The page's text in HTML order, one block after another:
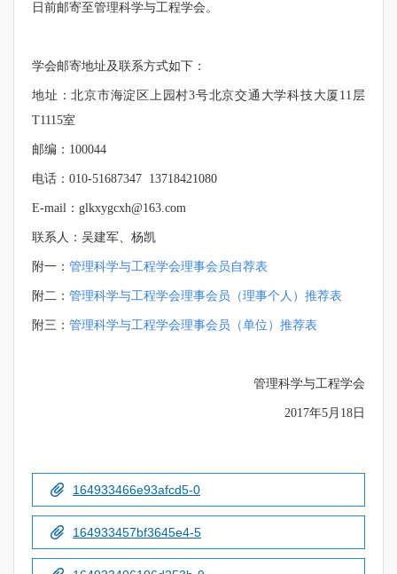
日前邮寄至管理科学与工程学会。
学会邮寄地址及联系方式如下：
地址：北京市海淀区上园村3号北京交通大学科技大厦11层
T1115室
邮编：100044
电话：010-51687347 13718421080
E-mail ： glkxygcxh@163.com
联系人：吴建军、杨凯
附一： 管理科学与工程学会理事会员自荐表
附二： 管理科学与工程学会理事会员（理事个人）推荐表
附三： 管理科学与工程学会理事会员（单位）推荐表
管理科学与工程学会
2017年5月18日
164933466e93afcd5-0
164933457bf3645e4-5